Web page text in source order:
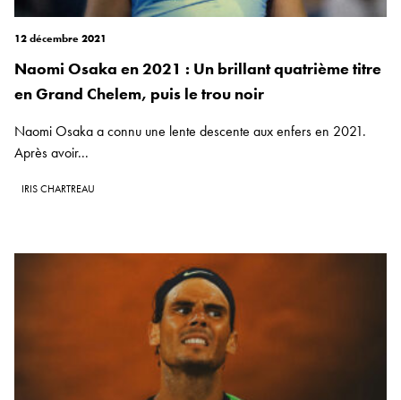
12 décembre 2021
Naomi Osaka en 2021 : Un brillant quatrième titre
en Grand Chelem, puis le trou noir
Naomi Osaka a connu une lente descente aux enfers en 2021.
Après avoir...
IRIS CHARTREAU